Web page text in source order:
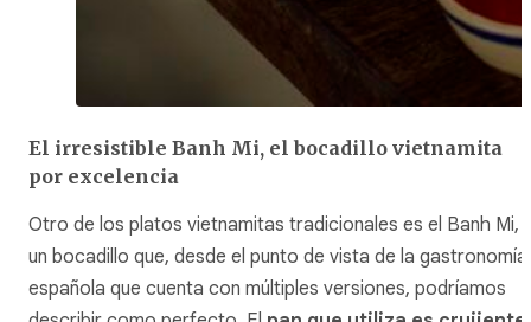
El irresistible Banh Mi, el bocadillo vietnamita
por excelencia
Otro de los platos vietnamitas tradicionales es el Banh Mi,
un bocadillo que, desde el punto de vista de la gastronomía
española que cuenta con múltiples versiones, podríamos